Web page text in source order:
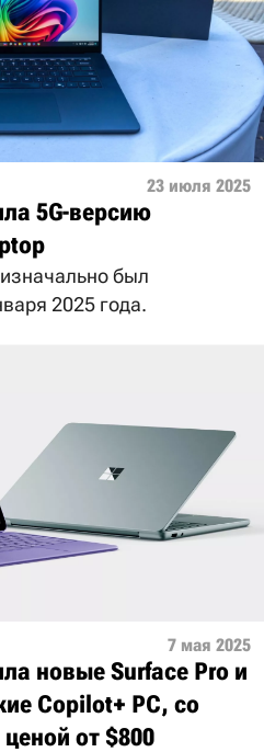
23 июля 2025
5G-версию
был
2025 года.
7 мая 2025
новые Surface Pro и
Copilot+ PC, со
от $800